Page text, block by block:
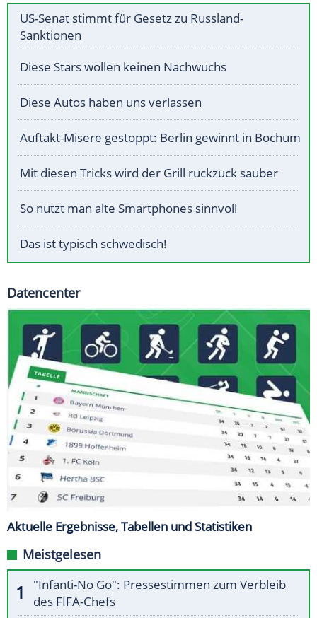
US-Senat stimmt für Gesetz zu Russland-
Sanktionen
Diese Stars wollen keinen Nachwuchs
Diese Autos haben uns verlassen
Auftakt-Misere gestoppt: Berlin gewinnt in Bochum
Mit diesen Tricks wird der Grill ruckzuck sauber
So nutzt man alte Smartphones sinnvoll
Das ist typisch schwedisch!
Datencenter
Aktuelle Ergebnisse, Tabellen und Statistiken
Meistgelesen
"Infanti-No Go": Pressestimmen zum Verbleib
des FIFA-Chefs